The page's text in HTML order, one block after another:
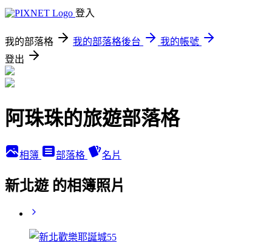
登入
我的部落格 我的部落格後台
我的帳號
登出
阿珠珠的旅遊部落格
相簿 部落格 名片
新北遊 的相簿照片